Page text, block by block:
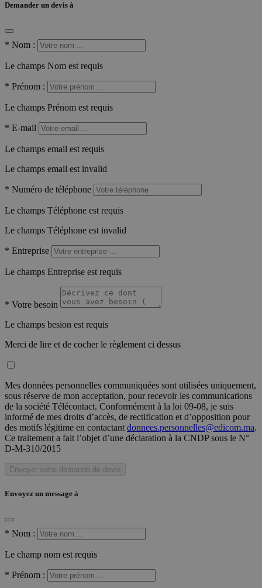
Demander un devis à
* Nom :
Le champs Nom est requis
* Prénom :
Le champs Prénom est requis
* E-mail
Le champs email est requis
Le champs email est invalid
* Numéro de téléphone
Le champs Téléphone est requis
Le champs Téléphone est invalid
* Entreprise
Le champs Entreprise est requis
* Votre besoin
Le champs besion est requis
Merci de lire et de cocher le règlement ci dessus
Mes données personnelles communiquées sont utilisées uniquement,
sous réserve de mon acceptation, pour recevoir les communications
de la société Télécontact. Conformément à la loi 09-08, je suis
informé de mes droits d’accès, de rectification et d’opposition pour
des motifs légitime en contactant donnees.personnelles@edicom.ma.
Ce traitement a fait l’objet d’une déclaration à la CNDP sous le N°
D-M-310/2015
Envoyer votre demande de devis
Envoyez un message à
* Nom :
Le champ nom est requis
* Prénom :